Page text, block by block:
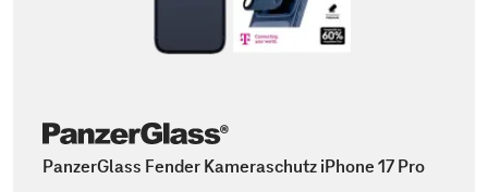
PanzerGlass Fender Kameraschutz iPhone 17 Pro